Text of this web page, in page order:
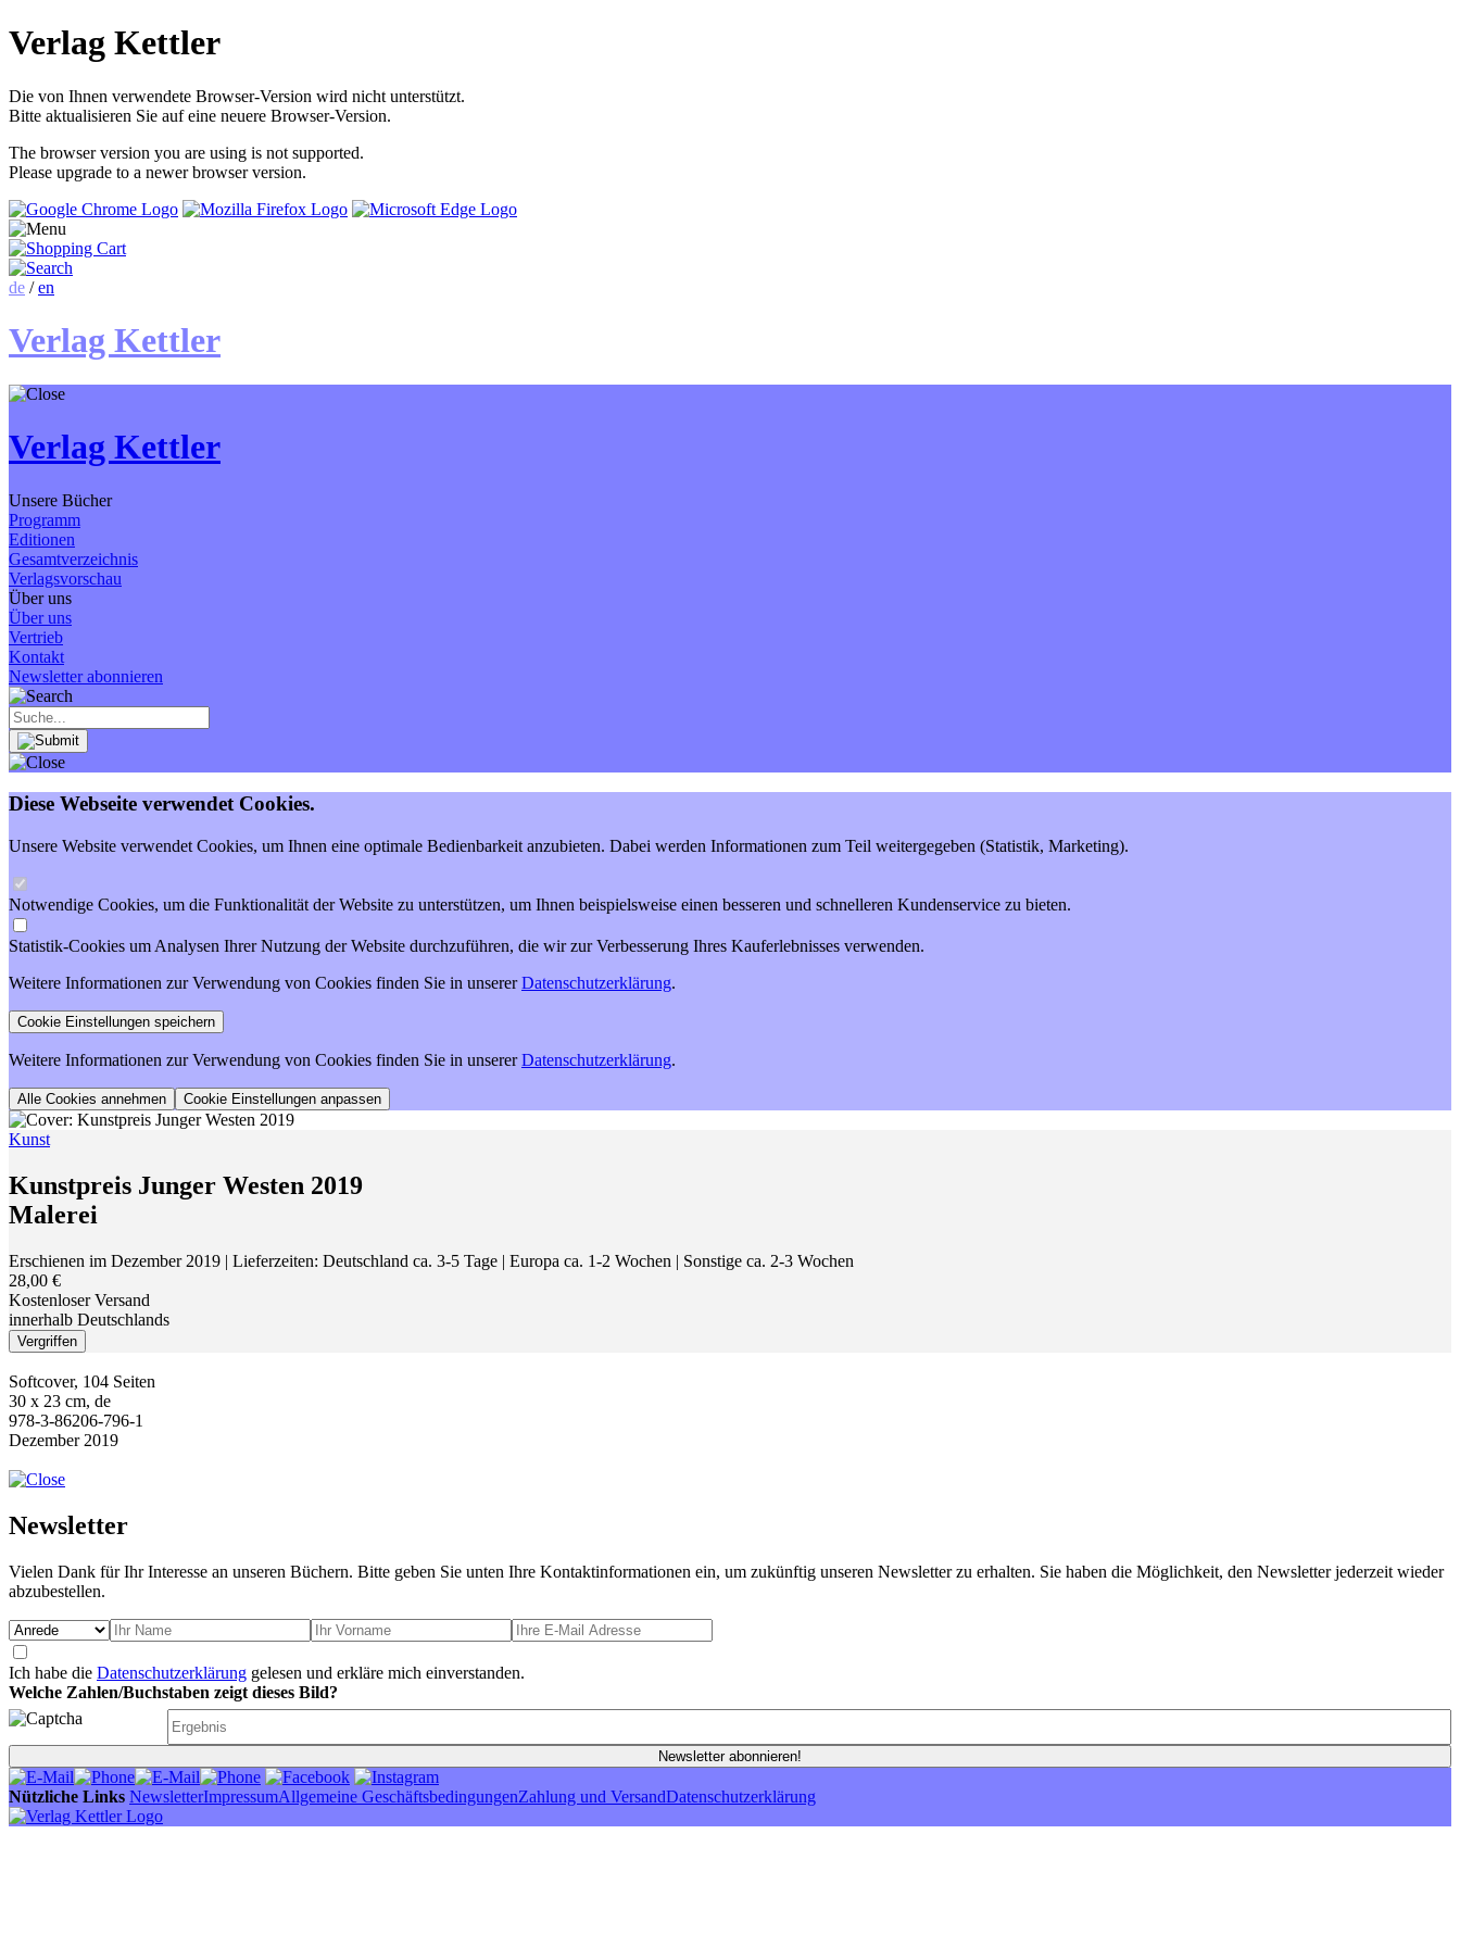
Verlag Kettler
Die von Ihnen verwendete Browser-Version wird nicht unterstützt.
Bitte aktualisieren Sie auf eine neuere Browser-Version.
The browser version you are using is not supported.
Please upgrade to a newer browser version.
de /en
Verlag Kettler
Verlag Kettler
Unsere Bücher
Programm
Editionen
Gesamtverzeichnis
Verlagsvorschau
Über uns
Über uns
Vertrieb
Kontakt
Newsletter abonnieren
Diese Webseite verwendet Cookies.
Unsere Website verwendet Cookies, um Ihnen eine optimale Bedienbarkeit anzubieten. Dabei werden Informationen zum Teil weitergegeben (Statistik, Marketing).
Notwendige Cookies, um die Funktionalität der Website zu unterstützen, um Ihnen beispielsweise einen besseren und schnelleren Kundenservice zu bieten.
Statistik-Cookies um Analysen Ihrer Nutzung der Website durchzuführen, die wir zur Verbesserung Ihres Kauferlebnisses verwenden.
Weitere Informationen zur Verwendung von Cookies finden Sie in unsererDatenschutzerklärung.
Weitere Informationen zur Verwendung von Cookies finden Sie in unsererDatenschutzerklärung.
Cookie Einstellungen anpassen
Kunst
Kunstpreis Junger Westen 2019
Malerei
Erschienen im Dezember 2019 | Lieferzeiten: Deutschland ca. 3-5 Tage | Europa ca. 1-2 Wochen | Sonstige ca. 2-3 Wochen
28,00 €
Kostenloser Versand
innerhalb Deutschlands
Vergriffen
Softcover, 104 Seiten
30 x 23 cm, de
978-3-86206-796-1
Dezember 2019
Newsletter
Vielen Dank für Ihr Interesse an unseren Büchern. Bitte geben Sie unten Ihre Kontaktinformationen ein, um zukünftig unseren Newsletter zu erhalten. Sie haben die Möglichkeit, den Newsletter jederzeit wieder
abzubestellen.
Ich habe die Datenschutzerklärung gelesen und erkläre mich einverstanden.
Welche Zahlen/Buchstaben zeigt dieses Bild?
Newsletter abonnieren!
Nützliche Links NewsletterImpressumAllgemeine GeschäftsbedingungenZahlung und VersandDatenschutzerklärung